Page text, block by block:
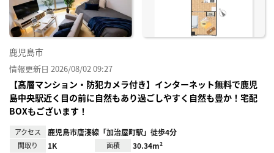
鹿児島市
情報更新日 2026/08/02 09:27
【高層マンション・防犯カメラ付き】インターネット無料で鹿児
島中央駅近く目の前に自然もあり過ごしやすく自然も豊か！宅配
BOXもございます！
アクセス 鹿児島市唐湊線「加治屋町駅」徒歩4分
間取り 1K 面積 30.34m²